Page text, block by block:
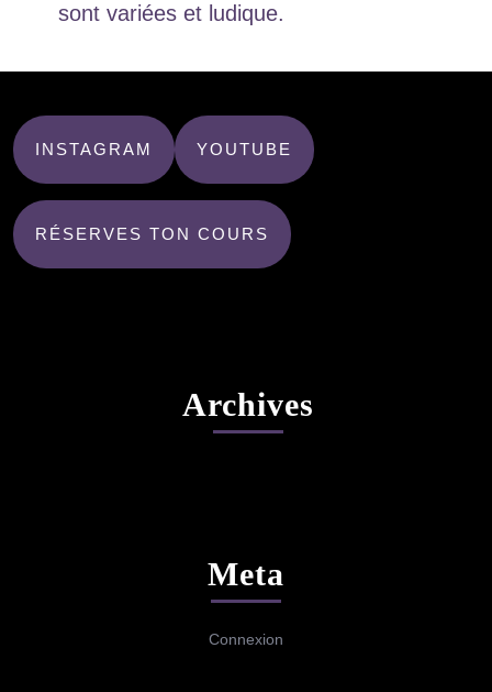
sont variées et ludique.
INSTAGRAM YOUTUBE
RÉSERVES TON COURS
Archives
Meta
Connexion